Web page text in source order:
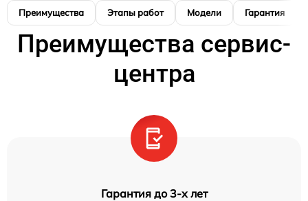
Преимущества Этапы работ Модели Гарантия
Преимущества сервис-
центра
Гарантия до 3-х лет